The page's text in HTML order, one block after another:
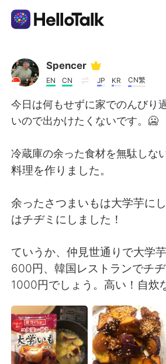
Language Exchange App
AI Grammar Checker
English
简体中文
Español العربية
日本語 한국어
Indonesia Italiano
Türkçe Tiếng Việt
Spencer
EN CN JP KR CN繁
今日は何もせずに家でのんびり
いので出かけたくないです。🥶
冷蔵庫の余った食材を無駄しな
料理を作りました。
余ったさつまいもは大学芋に
はチヂミにしました！
ていうか、仲見世通りで大学
600円、韓国レストランでチ
1000円でしょう。高い！自炊